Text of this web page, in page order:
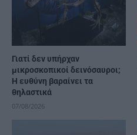
Γιατί δεν υπήρχαν
μικροσκοπικοί δεινόσαυροι;
Η ευθύνη βαραίνει τα
θηλαστικά
07/08/2026